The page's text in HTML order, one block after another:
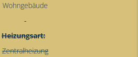
Wohngebäude
Heizungsart:
Zentralheizung